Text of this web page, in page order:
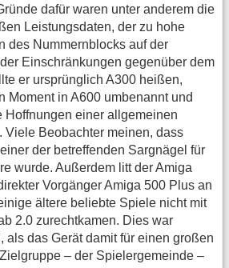
dafür waren unter anderem die
Leistungsdaten, der zu hohe
des Nummernblocks auf der
Einschränkungen gegenüber dem
er ursprünglich A300 heißen,
Moment in A600 umbenannt und
Hoffnungen einer allgemeinen
Viele Beobachter meinen, dass
der betreffenden Sargnägel für
wurde. Außerdem litt der Amiga
Vorgänger Amiga 500 Plus an
ältere beliebte Spiele nicht mit
2.0 zurechtkamen. Dies war
als das Gerät damit für einen großen
– der Spielergemeinde –